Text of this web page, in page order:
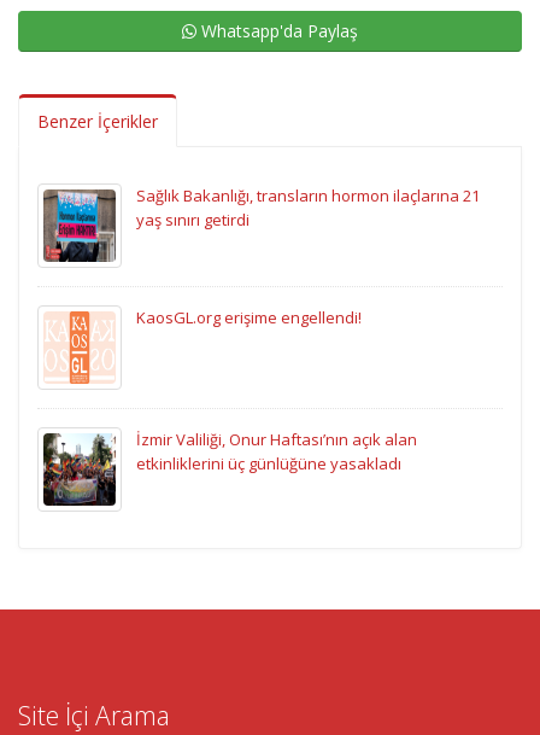
Whatsapp'da Paylaş
Benzer İçerikler
Sağlık Bakanlığı, transların hormon ilaçlarına 21
yaş sınırı getirdi
KaosGL.org erişime engellendi!
İzmir Valiliği, Onur Haftası’nın açık alan
etkinliklerini üç günlüğüne yasakladı
Site İçi Arama